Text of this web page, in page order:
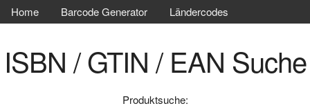
Home Barcode Generator Ländercodes
ISBN / GTIN / EAN Suche
Produktsuche: